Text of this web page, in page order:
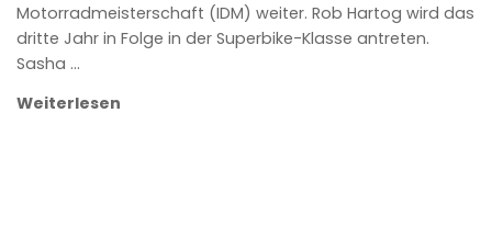
Motorradmeisterschaft (IDM) weiter. Rob Hartog wird das
dritte Jahr in Folge in der Superbike-Klasse antreten.
Sasha …
Weiterlesen